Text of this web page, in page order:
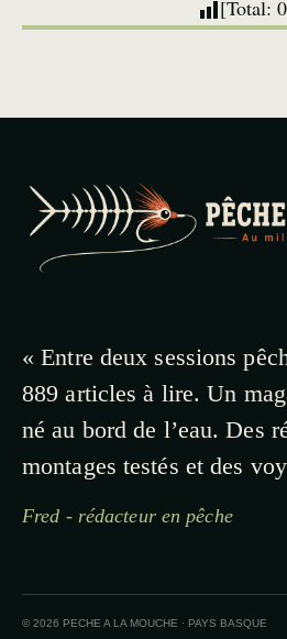
[Total: 0
« Entre deux sessions
889 articles à lire. Un
né au bord de l’eau. Des
montages testés et des
Fred - rédacteur en pêche
© 2026 PECHE A LA MOUCHE · PAYS BASQUE